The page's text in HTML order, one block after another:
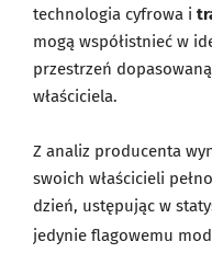
technologia cyfrowa i
mogą współistnieć w
przestrzeń
właściciela.
Z analiz producenta
swoich właścicieli
dzień, ustępując w
jedynie flagowemu